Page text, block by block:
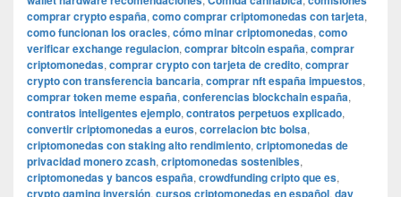
comprar crypto españa, como comprar criptomonedas con tarjeta,
como funcionan los oracles, cómo minar criptomonedas, como
verificar exchange regulacion, comprar bitcoin españa, comprar
criptomonedas, comprar crypto con tarjeta de credito, comprar
crypto con transferencia bancaria, comprar nft españa impuestos,
comprar token meme españa, conferencias blockchain españa,
contratos inteligentes ejemplo, contratos perpetuos explicado,
convertir criptomonedas a euros, correlacion btc bolsa,
criptomonedas con staking alto rendimiento, criptomonedas de
privacidad monero zcash, criptomonedas sostenibles,
criptomonedas y bancos españa, crowdfunding cripto que es,
crypto gaming inversión, cursos criptomonedas en español, day